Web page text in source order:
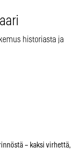
historiasta ja
– kaksi virhettä,